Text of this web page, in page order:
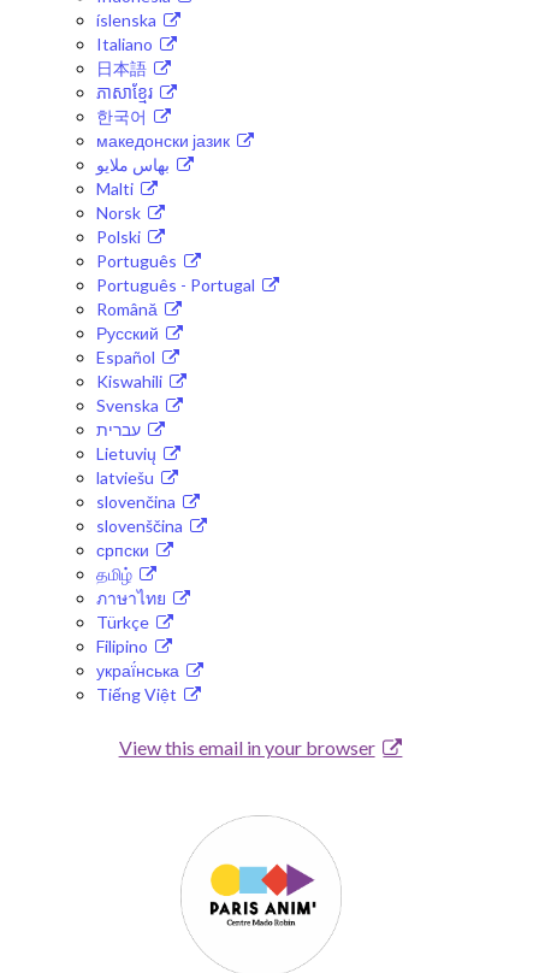
íslenska
Italiano
日本語
ភាសាខ្មែរ
한국어
македонски јазик
بهاس ملايو
Malti
Norsk
Polski
Português
Português - Portugal
Română
Русский
Español
Kiswahili
Svenska
עברית
Lietuvių
latviešu
slovenčina
slovenščina
српски
தமிழ்
ภาษาไทย
Türkçe
Filipino
украї́нська
Tiếng Việt
View this email in your browser